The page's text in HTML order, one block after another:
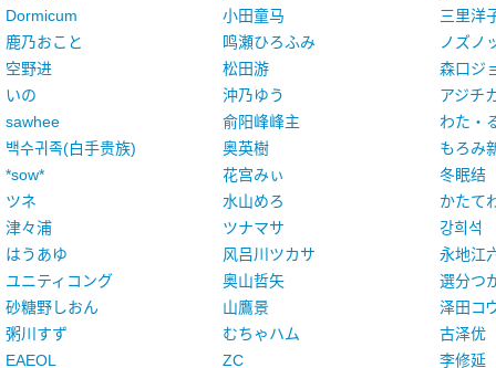
Dormicum
小田童马
三里洋
鹿乃おこと
鸣瀬ひろふみ
ノズノ
空野进
松田游
森口ジ
いの
沖乃ゆう
アジチ
sawhee
俞阳峰峰主
わた・
백수귀족(白手贵族)
奥英樹
もろみ
*sow*
花宫みぃ
冬眠结
ツネ
水山めろ
かたて
津々浦
ツナマサ
강희석
はうあゆ
风吕川ツカサ
永地江
ユニティコング
奥山哲矢
選分つ
砂糖野しおん
山鷹景
泽田コ
粥川すず
むちゃハム
古泽优
EAEOL
ZC
李修延